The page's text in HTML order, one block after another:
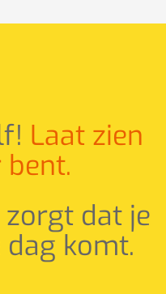
Laat zien
bent.
zorgt dat je
komt.